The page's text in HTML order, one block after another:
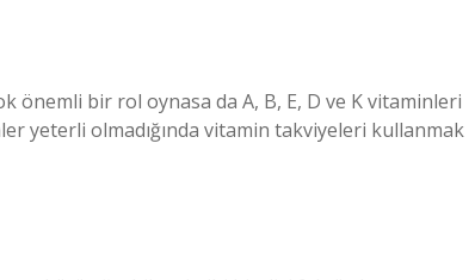
önemli bir rol oynasa da A, B, E, D ve K vitaminleri
yeterli olmadığında vitamin takviyeleri kullanmak